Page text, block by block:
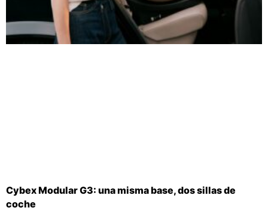
Cybex Modular G3: una misma base, dos sillas de
coche